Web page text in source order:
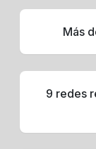
Más
9 redes